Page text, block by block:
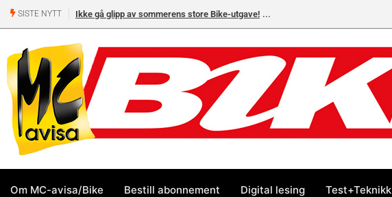
SISTE NYTT
glipp av sommerens store Bike-utgave!
MC-salget jan-jul 2026: Honda størst foran
Yamaha og BMW
Om MC-avisa/Bike Bestill abonnement Digital lesing Test+Teknikk